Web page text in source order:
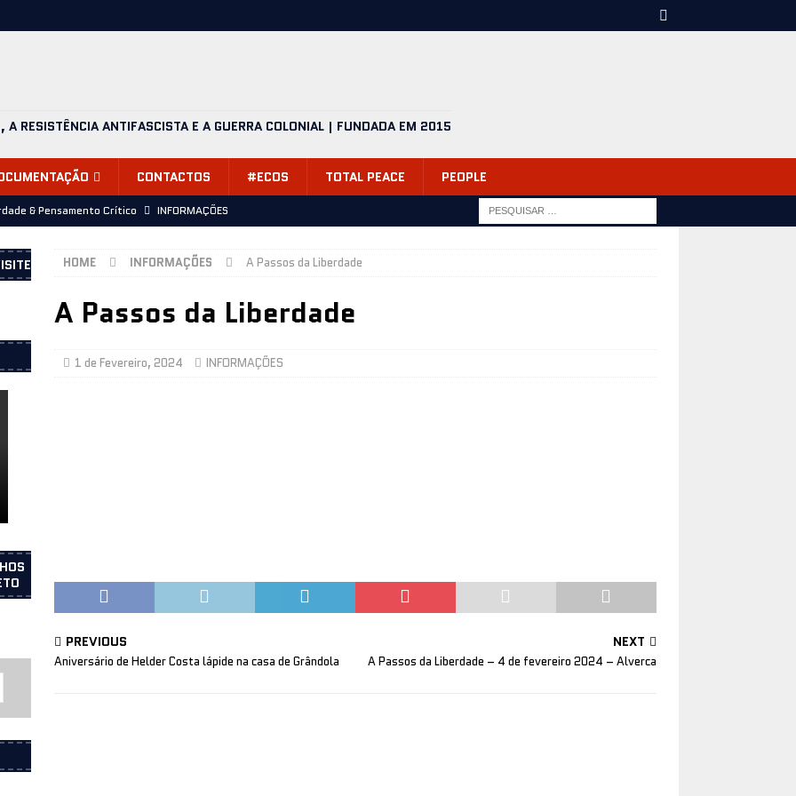
A RESISTÊNCIA ANTIFASCISTA E A GUERRA COLONIAL | FUNDADA EM 2015
CONTACTOS #ECOS TOTAL PEACE PEOPLE
& Pensamento Crítico
INFORMAÇÕES
Onde Estávamos? – Apresentação 11 de Julho 2026,
do livro 25 de Abril 1974, Onde estávamos? – 11 de
HOME INFORMAÇÕES A Passos da Liberdade
A Passos da Liberdade
1 de Fevereiro, 2024 INFORMAÇÕES
PREVIOUS
Aniversário de Helder Costa lápide na casa de Grândola
NEXT
A Passos da Liberdade – 4 de fevereiro 2024 – Alverca